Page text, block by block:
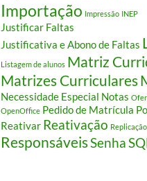
Importação Impressão INEP
Justificar Faltas
Justificativa e Abono de Faltas
Listagem de alunos Matriz
Matrizes Curriculares
Necessidade Especial Notas
OpenOffice Pedido de Matrícula
Reativar Reativação
ResponsáveisSenha